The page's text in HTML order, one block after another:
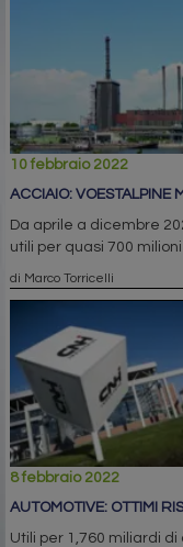
10 febbraio 2022
ACCIAIO: VOESTALPINE
Da aprile a dicembre
utili per quasi 700
di Marco Torricelli
8 febbraio 2022
AUTOMOTIVE: OTTIMI
Utili per 1,760 miliardi